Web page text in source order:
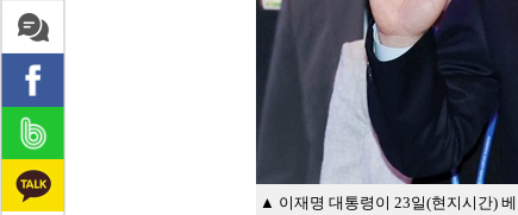
▲ 이재명 대통령이 23일(현지시간)